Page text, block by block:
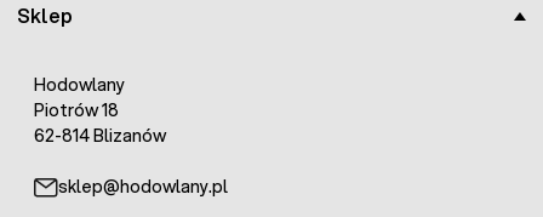
Sklep
Hodowlany
Piotrów 18
62-814 Blizanów
sklep@hodowlany.pl